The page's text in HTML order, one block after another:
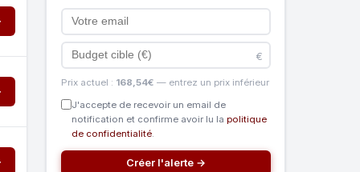
€
Prix actuel : 168,54€ — entrez un prix inférieur
J'accepte de recevoir un email de
notification et confirme avoir lu la politique
de confidentialité.
Créer l'alerte →